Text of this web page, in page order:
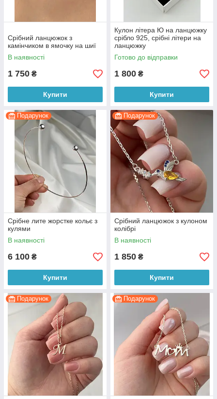
Срібний ланцюжок з
камінчиком в ямочку на шиї
В наявності
1 750 ₴
Купити
Кулон літера Ю на ланцюжку
срібло 925, срібні літери на
ланцюжку
Готово до відправки
1 800 ₴
Купити
Подарунок
Срібне лите жорстке кольє з
кулями
В наявності
6 100 ₴
Купити
Подарунок
Срібний ланцюжок з кулоном
колібрі
В наявності
1 850 ₴
Купити
Подарунок Подарунок